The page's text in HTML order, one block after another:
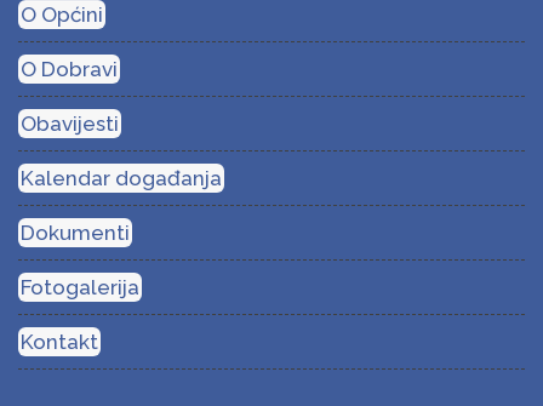
O Općini
O Dobravi
Obavijesti
Kalendar događanja
Dokumenti
Fotogalerija
Kontakt